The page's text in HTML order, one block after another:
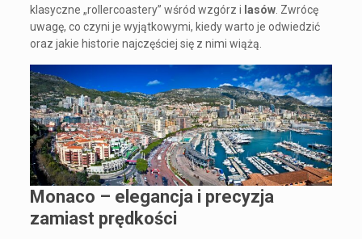
klasyczne „rollercoastery” wśród wzgórz i lasów. Zwrócę
uwagę, co czyni je wyjątkowymi, kiedy warto je odwiedzić
oraz jakie historie najczęściej się z nimi wiążą.
Monaco – elegancja i precyzja
zamiast prędkości